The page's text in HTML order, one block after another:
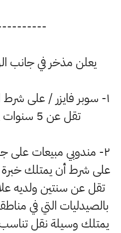
يعلن مذخر في جانب
سوبر فايزر / على شرط ان
تقل عن 5 سنوات في هذا المجال .
٢- مندوبي مبيعات على
شرط أن يمتلك خبرة
عن سنتين ولديه
التي في
وسيلة نقل تناسب